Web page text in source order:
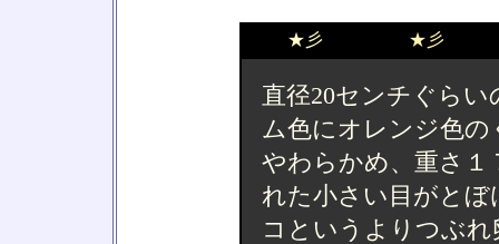
★彡 ★彡
直径20センチぐら
ム色にオレンジ色
やわらかめ、重さ１
れた小さい目がと
コというよりつぶ